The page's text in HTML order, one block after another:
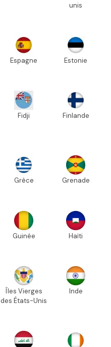
unis
Espagne Estonie
Fidji Finlande
Grèce Grenade
Guinée Haïti
Îles Vierges
des États-Unis
Inde